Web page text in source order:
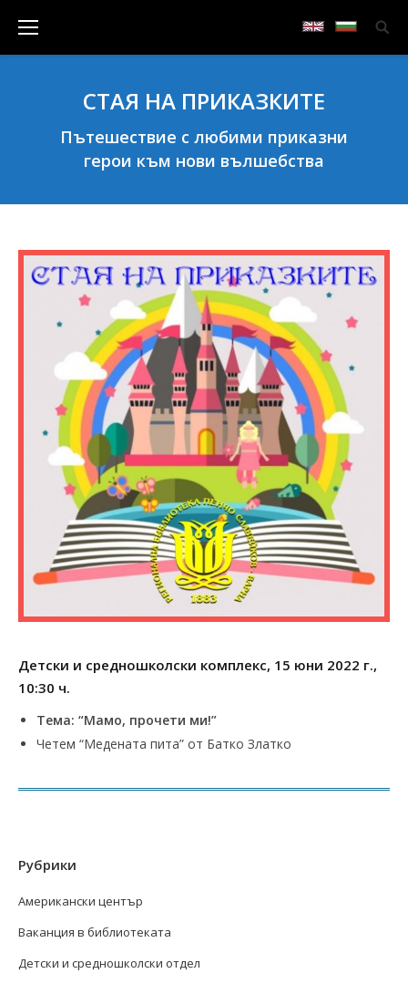
СТАЯ НА ПРИКАЗКИТЕ
Пътешествие с любими приказни
герои към нови вълшебства
Детски и средношколски комплекс, 15 юни 2022 г.,
10:30 ч.
Тема: “Мамо, прочети ми!”
Четем “Медената пита” от Батко Златко
Рубрики
Американски център
Ваканция в библиотеката
Детски и средношколски отдел